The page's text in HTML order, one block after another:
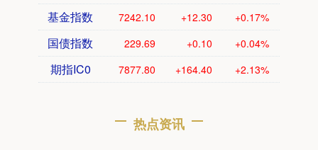
基金指数 7242.10 +12.30 +0.17%
国债指数 229.69 +0.10 +0.04%
期指IC0 7877.80 +164.40 +2.13%
热点资讯